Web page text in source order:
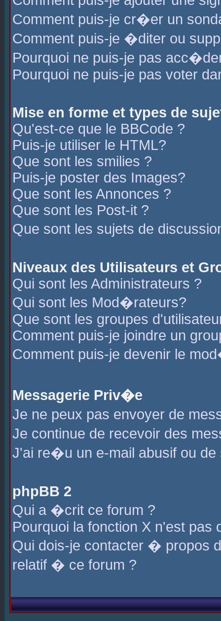
Comment puis-je cr�er un
Comment puis-je �diter ou
Pourquoi ne puis-je pas
Pourquoi ne puis-je pas voter
Mise en forme et types de
Qu'est-ce que le BBCode ?
Puis-je utiliser le HTML?
Que sont les smilies ?
Puis-je poster des Images?
Que sont les Annonces ?
Que sont les Post-it ?
Que sont les sujets de
Niveaux des Utilisateurs et
Qui sont les Administrateurs ?
Qui sont les Mod�rateurs?
Que sont les groupes
Comment puis-je joindre un
Comment puis-je devenir le
Messagerie Priv�e
Je ne peux pas envoyer de
Je continue de recevoir des
J'ai re�u un e-mail abusif ou de
phpBB 2
Qui a �crit ce forum ?
Pourquoi la fonction X n'est pas
Qui dois-je contacter � propos
relatif � ce forum ?